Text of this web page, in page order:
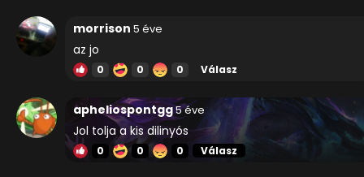
morrison 5 éve
az jo
0 0 0 Válasz
apheliospontgg5 éve
Jol tolja a kis dilinyós
0 0 0 Válasz